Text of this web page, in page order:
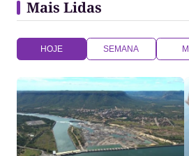
Mais Lidas
HOJE SEMANA